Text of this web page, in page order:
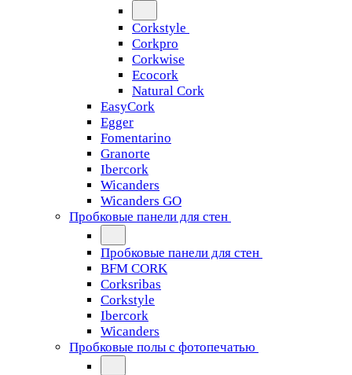
Corkstyle
Corkpro
Corkwise
Ecocork
Natural Cork
EasyCork
Egger
Fomentarino
Granorte
Ibercork
Wicanders
Wicanders GO
Пробковые панели для стен
Пробковые панели для стен
BFM CORK
Corksribas
Corkstyle
Ibercork
Wicanders
Пробковые полы с фотопечатью